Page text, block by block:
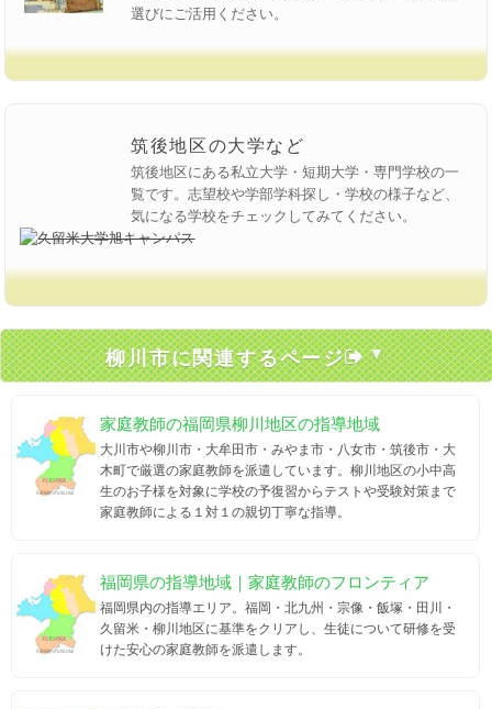
選びにご活用ください。
筑後地区の大学など
筑後地区にある私立大学・短期大学・専門学校の一
覧です。志望校や学部学科探し・学校の様子など、
気になる学校をチェックしてみてください。
柳川市に関連するページ
家庭教師の福岡県柳川地区の指導地域
大川市や柳川市・大牟田市・みやま市・八女市・筑後市・大
木町で厳選の家庭教師を派遣しています。柳川地区の小中高
生のお子様を対象に学校の予復習からテストや受験対策まで
家庭教師による１対１の親切丁寧な指導。
福岡県の指導地域｜家庭教師のフロンティア
福岡県内の指導エリア。福岡・北九州・宗像・飯塚・田川・
久留米・柳川地区に基準をクリアし、生徒について研修を受
けた安心の家庭教師を派遣します。